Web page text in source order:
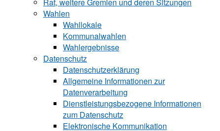
Wahlen
Wahllokale
Kommunalwahlen
Wahlergebnisse
Datenschutz
Datenschutzerklärung
Allgemeine Informationen zur
Datenverarbeitung
Dienstleistungsbezogene Informationen
zum Datenschutz
Elektronische Kommunikation